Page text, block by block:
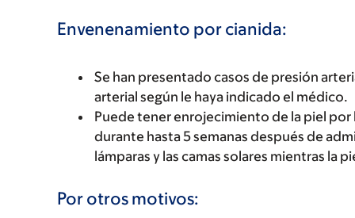
Envenenamiento por cianida:
Se han presentado casos de presión
arterial según le haya indicado el médico.
Puede tener enrojecimiento de la piel por
durante hasta 5 semanas después de
lámparas y las camas solares mientras la
Por otros motivos: